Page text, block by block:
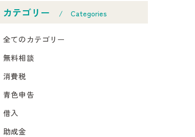
カテゴリー Categories
全てのカテゴリー
無料相談
消費税
青色申告
借入
助成金